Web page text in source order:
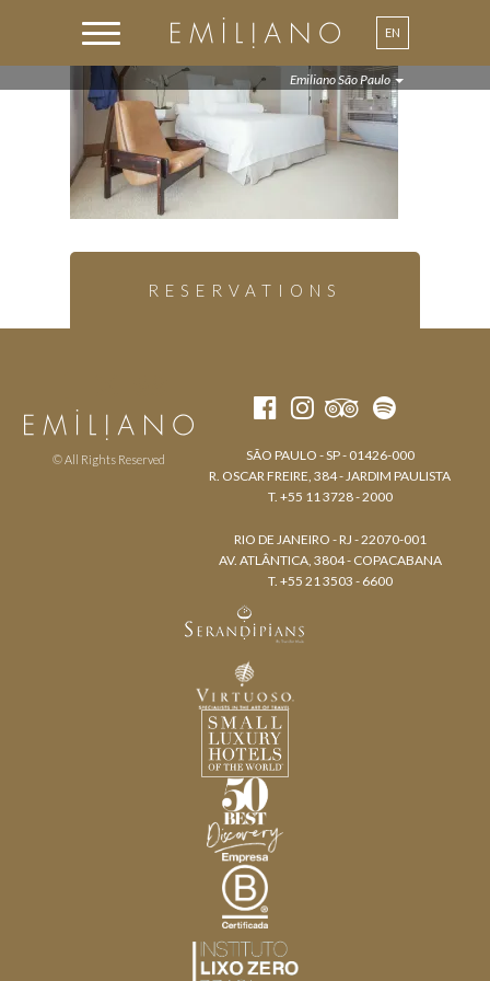
EN
PT
Emiliano São Paulo
RESERVATIONS
© All Rights Reserved
SÃO PAULO - SP - 01426-000
R. OSCAR FREIRE, 384 - JARDIM PAULISTA
T. +55 11 3728 - 2000
RIO DE JANEIRO - RJ - 22070-001
AV. ATLÂNTICA, 3804 - COPACABANA
T. +55 21 3503 - 6600